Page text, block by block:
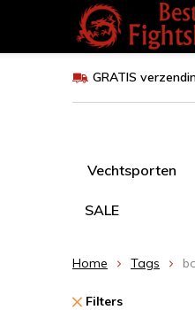
GRATIS
Vechtsporten
SALE
Home Tags
Filters